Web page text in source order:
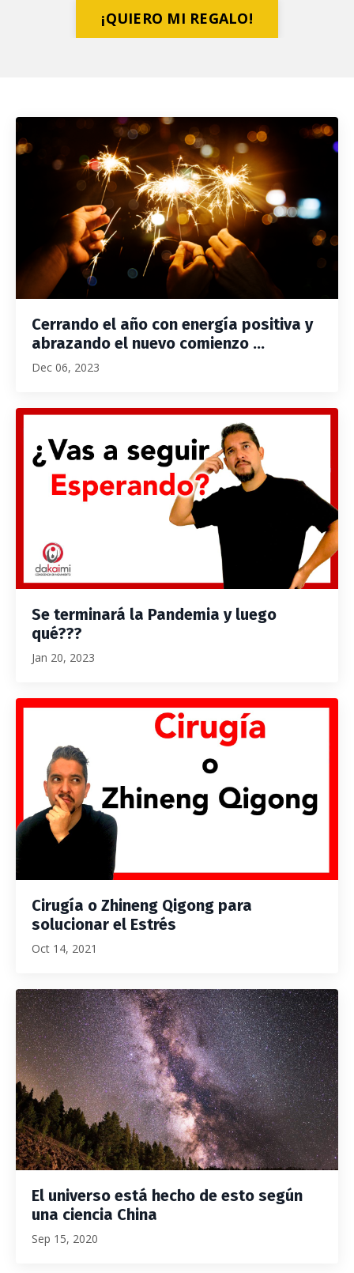
¡QUIERO MI REGALO!
Cerrando el año con energía positiva y
abrazando el nuevo comienzo ...
Dec 06, 2023
Se terminará la Pandemia y luego
qué???
Jan 20, 2023
Cirugía o Zhineng Qigong para
solucionar el Estrés
Oct 14, 2021
El universo está hecho de esto según
una ciencia China
Sep 15, 2020